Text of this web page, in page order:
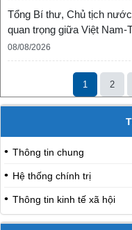
Tổng Bí thư, Chủ tịch
quan trọng giữa Việt Nam-
08/08/2026
1 2
Thông tin chung
Hệ thống chính trị
Thông tin kinh tế xã hội